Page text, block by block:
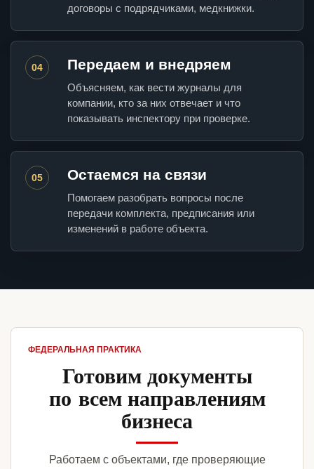
договоры с подрядчиками, медкнижки.
04 Передаем и внедряем
Объясняем, как вести журналы для
компании, кто за них отвечает и что
показывать инспектору при проверке.
05 Остаемся на связи
Помогаем разобрать вопросы после
передачи комплекта, предписания или
изменений в работе объекта.
ФЕДЕРАЛЬНАЯ ПРАКТИКА
Готовим документы
по всем направлениям
бизнеса
Работаем с объектами, где проверяющие